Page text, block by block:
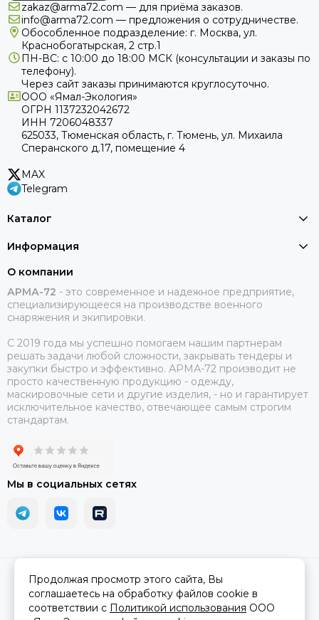
zakaz@arma72.com — для приёма заказов.
info@arma72.com — предложения о сотрудничестве.
Обособленное подразделение: г. Москва, ул.
Краснобогатырская, 2 стр.1
ПН-ВС: с 10:00 до 18:00 МСК (консультации и заказы по
телефону).
Через сайт заказы принимаются круглосуточно.
ООО «Ямал-Экология»
ОГРН 1137232042672
ИНН 7206048337
625033, Тюменская область, г. Тюмень, ул. Михаила
Сперанского д.17, помещение 4
MAX
Telegram
Каталог
Информация
О компании
АРМА-72 - это современное и надежное предприятие,
специализирующееся на производстве военного
снаряжения и экипировки.
С 2019 года мы успешно помогаем нашим партнерам
решать задачи любой сложности, закрывать тендеры и
закупки быстро и эффективно. АРМА-72 производит не
просто качественную продукцию - одежду,
маскировочные сети и другие изделия, - но и гарантирует
исключительное качество, отвечающее самым строгим
стандартам.
Мы в социальных сетях
2026 © АРМА-72 - военное снаряжение и экипировка оптом и в
розницу.Карта сайта
Продолжая просмотр этого сайта, Вы
соглашаетесь на обработку файлов cookie в
соответствии с Политикой использования ООО